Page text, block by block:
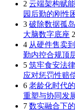
2 云端架构赋
园后勤的刚性
3 破除数据孤
大脑数字底座
4 从硬件售卖
勤内控合规顶
5 筑牢食安法
应对惩罚性赔
6 老龄化时代
重塑与协同发
7 数实融合下